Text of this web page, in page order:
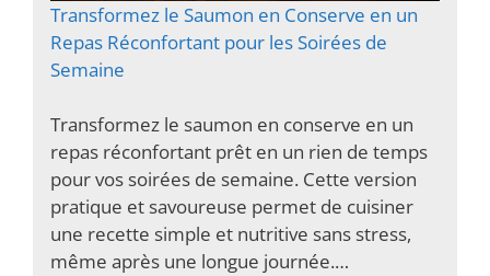
Transformez le Saumon en Conserve en un
Repas Réconfortant pour les Soirées de
Semaine
Transformez le saumon en conserve en un
repas réconfortant prêt en un rien de temps
pour vos soirées de semaine. Cette version
pratique et savoureuse permet de cuisiner
une recette simple et nutritive sans stress,
même après une longue journée.…